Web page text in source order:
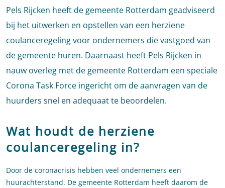
Pels Rijcken heeft de gemeente Rotterdam geadviseerd
bij het uitwerken en opstellen van een herziene
coulanceregeling voor ondernemers die vastgoed van
de gemeente huren. Daarnaast heeft Pels Rijcken in
nauw overleg met de gemeente Rotterdam een speciale
Corona Task Force ingericht om de aanvragen van de
huurders snel en adequaat te beoordelen.
Wat houdt de herziene
coulanceregeling in?
Door de coronacrisis hebben veel ondernemers een
huurachterstand. De gemeente Rotterdam heeft daarom de